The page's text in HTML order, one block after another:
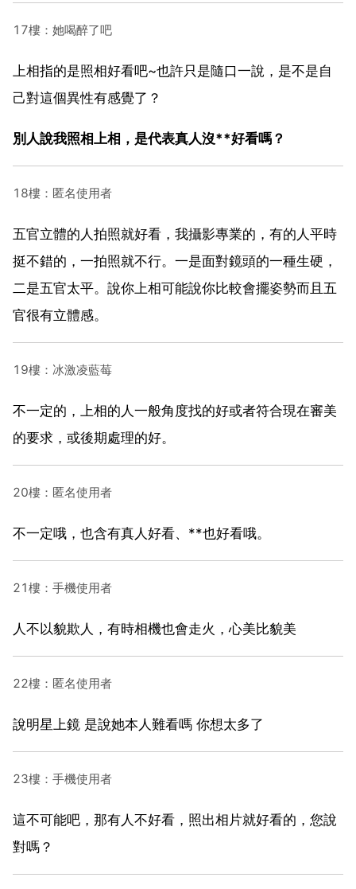
17樓：她喝醉了吧
上相指的是照相好看吧~也許只是隨口一說，是不是自
己對這個異性有感覺了？
別人說我照相上相，是代表真人沒**好看嗎？
18樓：匿名使用者
五官立體的人拍照就好看，我攝影專業的，有的人平時
挺不錯的，一拍照就不行。一是面對鏡頭的一種生硬，
二是五官太平。說你上相可能說你比較會擺姿勢而且五
官很有立體感。
19樓：冰激凌藍莓
不一定的，上相的人一般角度找的好或者符合現在審美
的要求，或後期處理的好。
20樓：匿名使用者
不一定哦，也含有真人好看、**也好看哦。
21樓：手機使用者
人不以貌欺人，有時相機也會走火，心美比貌美
22樓：匿名使用者
說明星上鏡 是說她本人難看嗎 你想太多了
23樓：手機使用者
這不可能吧，那有人不好看，照出相片就好看的，您說
對嗎？